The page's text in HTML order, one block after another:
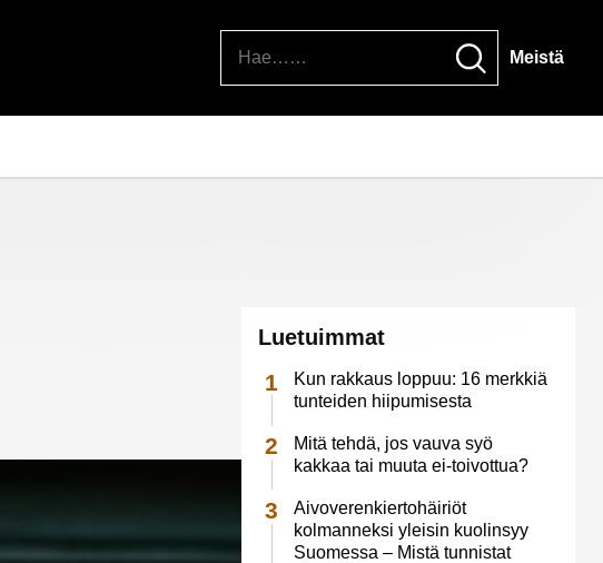
Meistä
Luetuimmat
Kun rakkaus loppuu: 16 merkkiä
tunteiden hiipumisesta
Mitä tehdä, jos vauva syö
kakkaa tai muuta ei-toivottua?
Aivoverenkiertohäiriöt
kolmanneksi yleisin kuolinsyy
Suomessa – Mistä tunnistat